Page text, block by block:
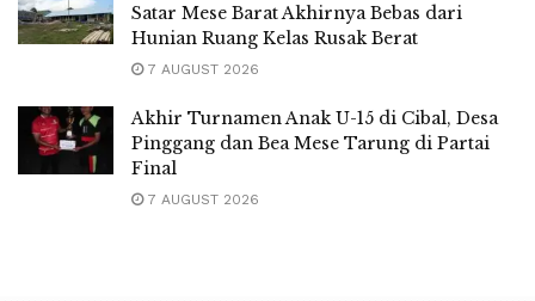
Satar Mese Barat Akhirnya Bebas dari
Hunian Ruang Kelas Rusak Berat
7 AUGUST 2026
Akhir Turnamen Anak U-15 di Cibal, Desa
Pinggang dan Bea Mese Tarung di Partai
Final
7 AUGUST 2026